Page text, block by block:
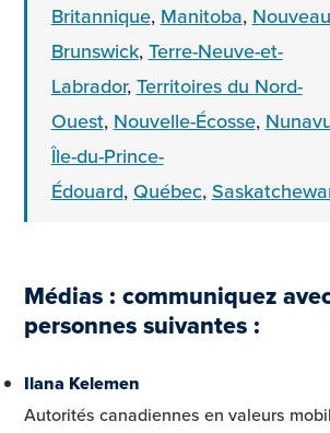
Britannique, Manitoba,
Brunswick, Terre-Neuve-et-
Labrador, Territoires du Nord-
Ouest, Nouvelle-Écosse,
Île-du-Prince-
Édouard, Québec,
Médias : communiquez
personnes suivantes :
Ilana Kelemen
Autorités canadiennes en valeurs